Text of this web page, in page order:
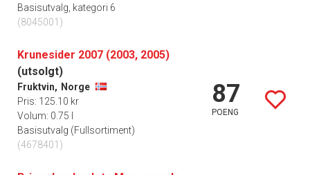
Basisutvalg, kategori 6
(8045001)
Krunesider 2007 (2003, 2005)
(utsolgt)
Fruktvin, Norge
Pris: 125.10 kr
Volum: 0.75 l
Basisutvalg (Fullsortiment)
(4678401)
87
POENG